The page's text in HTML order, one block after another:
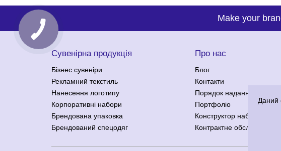
Make your
Сувенірна продукція
Бізнес сувеніри
Рекламний текстиль
Нанесення логотипу
Корпоративні набори
Брендована упаковка
Брендований спецодяг
Про нас
Блог
Контакти
Порядок надання послуг
Портфоліо
Конструктор наборів
Контрактне
Даний